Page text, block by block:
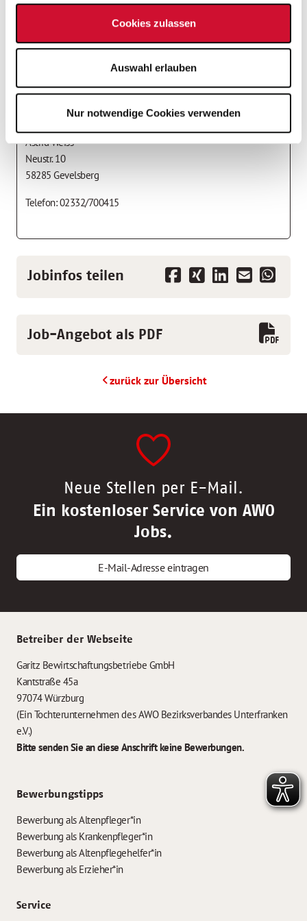
Cookies zulassen
Auswahl erlauben
Nur notwendige Cookies verwenden
Arbeiterwohlfahrt Unterbezirk Ennepe-Ruhr, Neustr. 10,58285
Gevelsberg
Astrid Weiss
Neustr. 10
58285 Gevelsberg
Telefon: 02332/700415
Jobinfos teilen
Job-Angebot als PDF
zurück zur Übersicht
Neue Stellen per E-Mail.
Ein kostenloser Service von AWO
Jobs.
E-Mail-Adresse eintragen
Betreiber der Webseite
Garitz Bewirtschaftungsbetriebe GmbH
Kantstraße 45a
97074 Würzburg
(Ein Tochterunternehmen des AWO Bezirksverbandes Unterfranken
e.V.)
Bitte senden Sie an diese Anschrift keine Bewerbungen.
Bewerbungstipps
Bewerbung als Altenpfleger*in
Bewerbung als Krankenpfleger*in
Bewerbung als Altenpflegehelfer*in
Bewerbung als Erzieher*in
Service